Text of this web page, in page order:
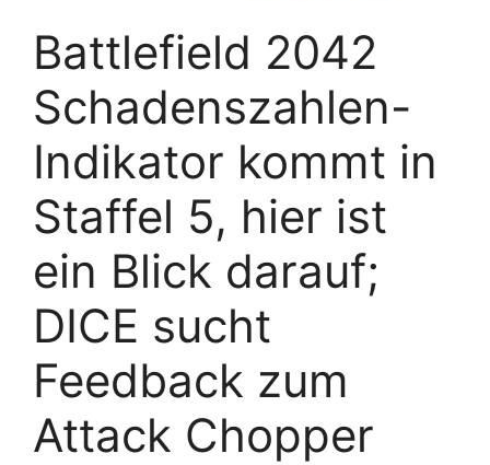
Battlefield 2042
Schadenszahlen-
Indikator kommt in
Staffel 5, hier ist
ein Blick darauf;
DICE sucht
Feedback zum
Attack Chopper